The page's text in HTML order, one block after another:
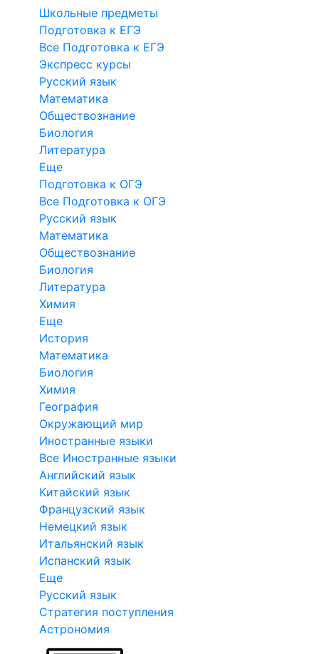
Школьные предметы
Подготовка к ЕГЭ
Все Подготовка к ЕГЭ
Экспресс курсы
Русский язык
Математика
Обществознание
Биология
Литература
Еще
Подготовка к ОГЭ
Все Подготовка к ОГЭ
Русский язык
Математика
Обществознание
Биология
Литература
Химия
Еще
История
Математика
Биология
Химия
География
Окружающий мир
Иностранные языки
Все Иностранные языки
Английский язык
Китайский язык
Французский язык
Немецкий язык
Итальянский язык
Испанский язык
Еще
Русский язык
Стратегия поступления
Астрономия